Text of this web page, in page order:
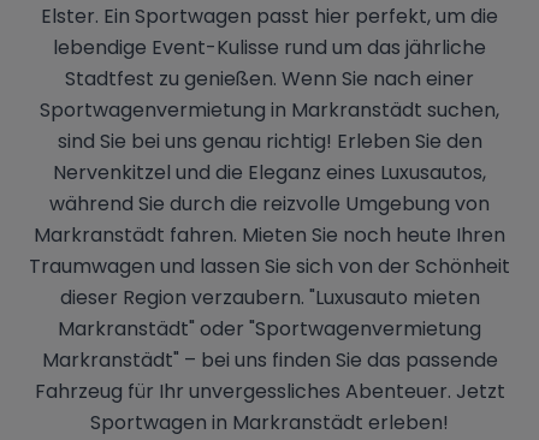
Elster. Ein Sportwagen passt hier perfekt, um die
lebendige Event-Kulisse rund um das jährliche
Stadtfest zu genießen. Wenn Sie nach einer
Sportwagenvermietung in Markranstädt suchen,
sind Sie bei uns genau richtig! Erleben Sie den
Nervenkitzel und die Eleganz eines Luxusautos,
während Sie durch die reizvolle Umgebung von
Markranstädt fahren. Mieten Sie noch heute Ihren
Traumwagen und lassen Sie sich von der Schönheit
dieser Region verzaubern. "Luxusauto mieten
Markranstädt" oder "Sportwagenvermietung
Markranstädt" – bei uns finden Sie das passende
Fahrzeug für Ihr unvergessliches Abenteuer. Jetzt
Sportwagen in Markranstädt erleben!